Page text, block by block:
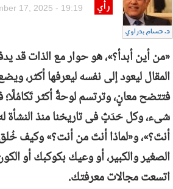
د. حسام بدراوي
رأي 17, 2025 - 19:19
«من أين أبدأ؟»، هو حوار مع الذات قد
المقال ليعود إلى نفسه ليعرفها أكثر،
فتتضح معانٍ، وترتسم لوحةٌ أكثر
شىء، وكل حَدَثٍ فى تاريخنا منذ النشأة
أنتَ؟»، و«لماذا أنتَ من أنت؟» وكيف
الصغير والكبير، أو وعيك بكوكبك أو
اتسعت مجالات معرفتك.